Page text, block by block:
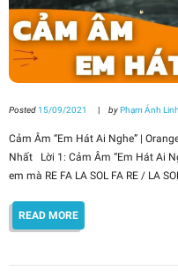
Posted 15/09/2021 by Phạm Ánh Linh
Cảm Âm “Em Hát Ai Nghe” |
Nhất Lời 1: Cảm Âm “Em Hát Ai
em mà RE FA LA SOL FA RE / LA
READ MORE